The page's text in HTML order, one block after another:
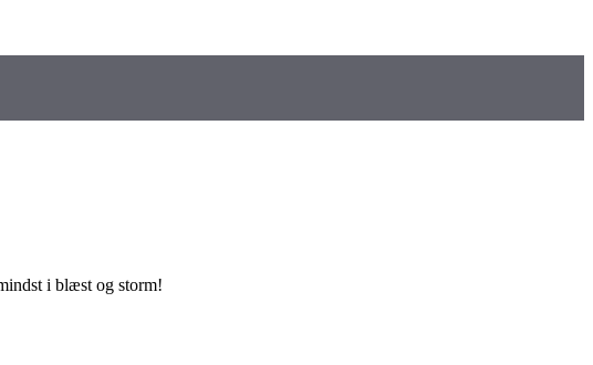
i blæst og storm!